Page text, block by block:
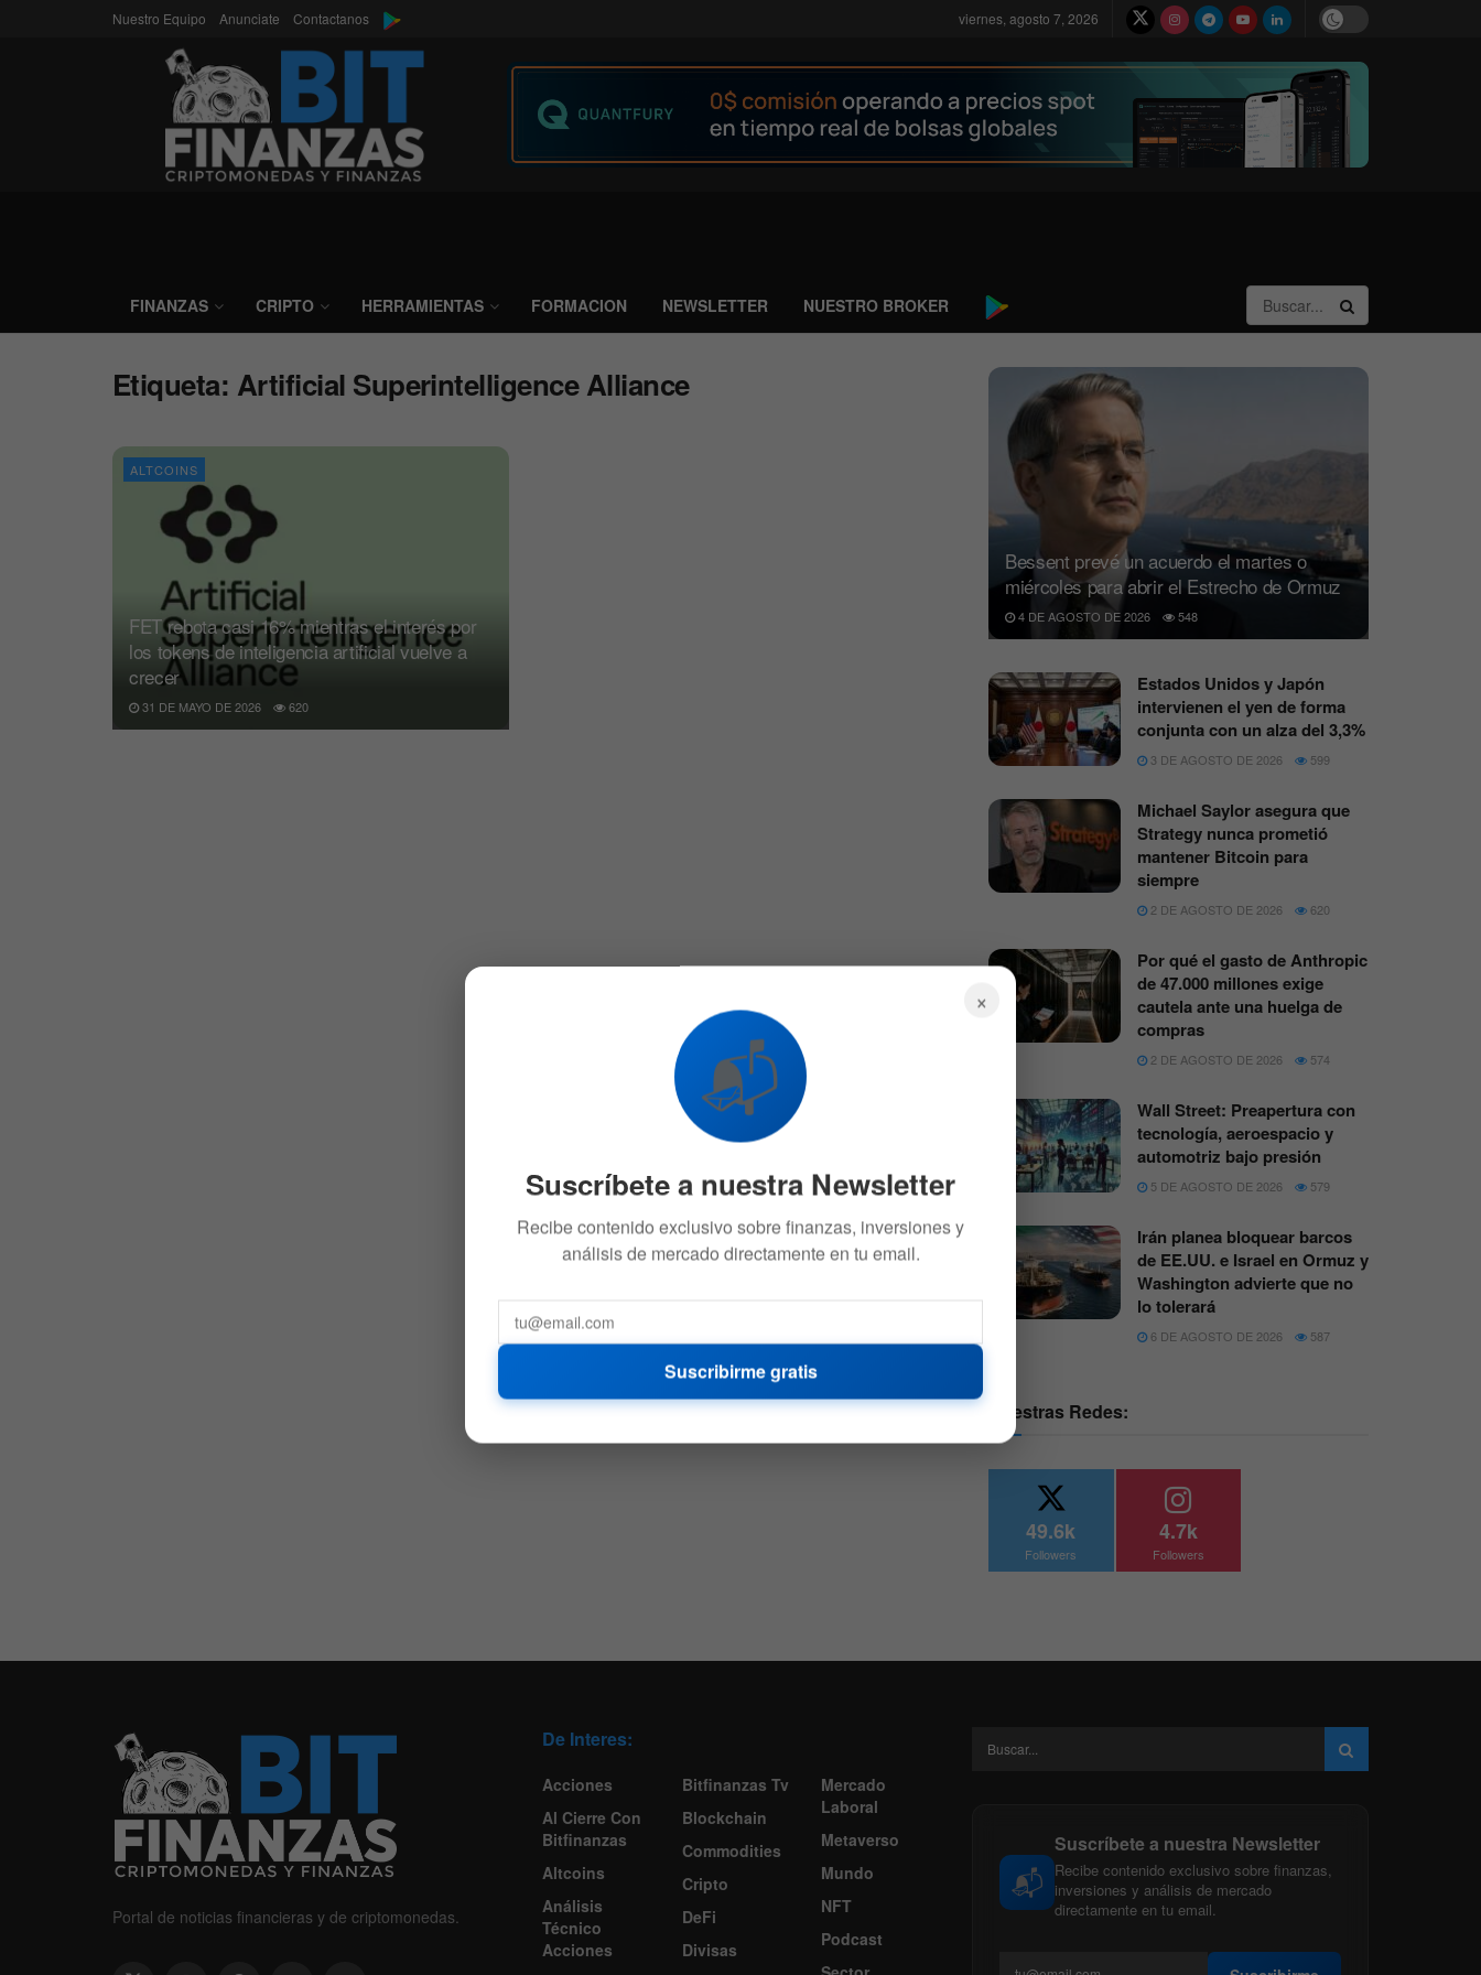
Nuestro Equipo Anunciate Contactanos viernes, agosto 7, 2026
FINANZAS CRIPTO HERRAMIENTAS FORMACION NEWSLETTER NUESTRO BROKER
Etiqueta: Artificial Superintelligence Alliance
ALTCOINS
FET rebota casi 16% mientras el interés por
los tokens de inteligencia artificial vuelve a
crecer
31 DE MAYO DE 2026 620
Bessent prevé un acuerdo el martes o
miércoles para abrir el Estrecho de Ormuz
4 DE AGOSTO DE 2026 548
Estados Unidos y Japón
intervienen el yen de forma
conjunta con un alza del 3,3%
3 DE AGOSTO DE 2026 599
Michael Saylor asegura que
Strategy nunca prometió
mantener Bitcoin para
siempre
2 DE AGOSTO DE 2026 620
Por qué el gasto de Anthropic
de 47.000 millones exige
cautela ante una huelga de
compras
2 DE AGOSTO DE 2026 574
Wall Street: Preapertura con
tecnología, aeroespacio y
automotriz bajo presión
5 DE AGOSTO DE 2026 579
Irán planea bloquear barcos
de EE.UU. e Israel en Ormuz y
Washington advierte que no
lo tolerará
6 DE AGOSTO DE 2026 587
Nuestras Redes:
49.6k
Followers
4.7k
Followers
Portal de noticias financieras y de criptomonedas.
De Interes:
Acciones
Al Cierre Con
Bitfinanzas
Altcoins
Análisis
Técnico
Acciones
Bitfinanzas Tv
Blockchain
Commodities
Cripto
DeFi
Divisas
Mercado
Laboral
Metaverso
Mundo
NFT
Podcast
📬
Suscríbete a nuestra Newsletter
Recibe contenido exclusivo sobre finanzas,
inversiones y análisis de mercado
directamente en tu email.
×
📬
Suscríbete a nuestra Newsletter
Recibe contenido exclusivo sobre finanzas, inversiones y
análisis de mercado directamente en tu email.
Suscribirme gratis